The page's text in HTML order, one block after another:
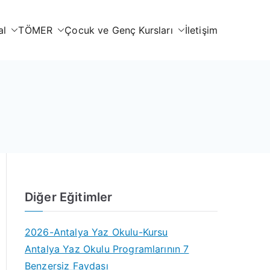
TÖMER Çocuk ve Genç Kursları İletişim
Diğer Eğitimler
2026-Antalya Yaz Okulu-Kursu
Antalya Yaz Okulu Programlarının 7
Benzersiz Faydası